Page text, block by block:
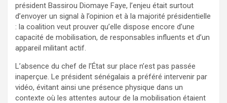
président Bassirou Diomaye Faye, l’enjeu était surtout
d’envoyer un signal à l’opinion et à la majorité présidentielle
: la coalition veut prouver qu’elle dispose encore d’une
capacité de mobilisation, de responsables influents et d’un
appareil militant actif.
L’absence du chef de l’État sur place n’est pas passée
inaperçue. Le président sénégalais a préféré intervenir par
vidéo, évitant ainsi une présence physique dans un
contexte où les attentes autour de la mobilisation étaient